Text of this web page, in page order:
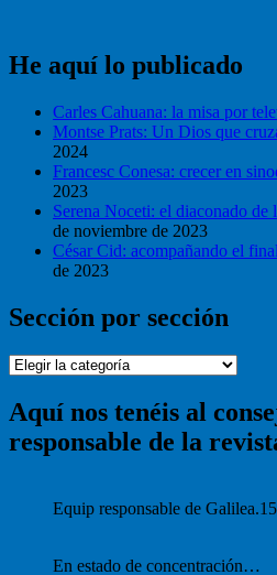
He aquí lo publicado
Carles Cahuana: la misa por
Montse Prats: Un Dios que
2024
Francesc Conesa: crecer en
2023
Serena Noceti: el diaconado de
de noviembre de 2023
César Cid: acompañando el
de 2023
Sección por sección
Sección
sección
Aquí nos tenéis al
responsable de la
Equip responsable de
En estado de concentración…